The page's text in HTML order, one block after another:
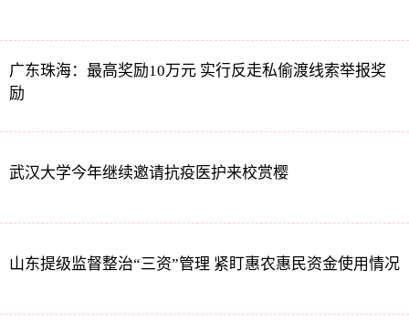
广东珠海：最高奖励10万元 实行反走私偷渡线索举报奖
励
武汉大学今年继续邀请抗疫医护来校赏樱
山东提级监督整治“三资”管理 紧盯惠农惠民资金使用情况